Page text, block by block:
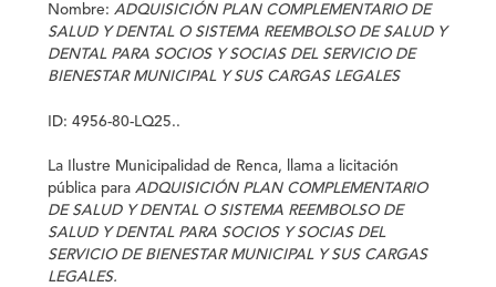
Nombre: ADQUISICIÓN PLAN COMPLEMENTARIO DE
SALUD Y DENTAL O SISTEMA REEMBOLSO DE SALUD Y
DENTAL PARA SOCIOS Y SOCIAS DEL SERVICIO DE
BIENESTAR MUNICIPAL Y SUS CARGAS LEGALES
ID: 4956-80-LQ25..
La Ilustre Municipalidad de Renca, llama a licitación
pública paraADQUISICIÓN PLAN COMPLEMENTARIO
DE SALUD Y DENTAL O SISTEMA REEMBOLSO DE
SALUD Y DENTAL PARA SOCIOS Y SOCIAS DEL
SERVICIO DE BIENESTAR MUNICIPAL Y SUS CARGAS
LEGALES.